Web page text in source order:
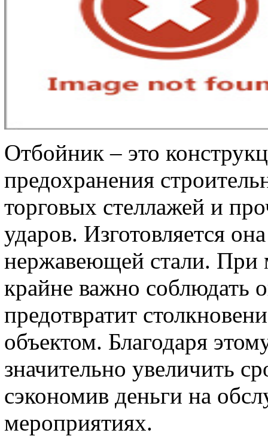
Отбойник – это
предохранения
торговых стеллажей и
ударов. Изготовляется
нержавеющей стали. При
крайне важно соблюдать
предотвратит
объектом. Благодаря
значительно увеличить
сэкономив деньги на
мероприятиях.